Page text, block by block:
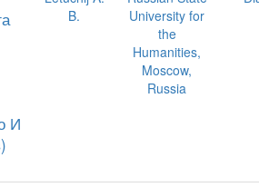
И
B.
University for
the
Humanities,
Moscow,
Russia